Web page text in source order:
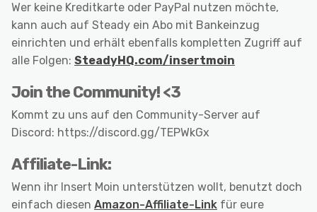
Wer keine Kreditkarte oder PayPal nutzen möchte,
kann auch auf Steady ein Abo mit Bankeinzug
einrichten und erhält ebenfalls kompletten Zugriff auf
alle Folgen: SteadyHQ.com/insertmoin
Join the Community! <3
Kommt zu uns auf den Community-Server auf
Discord: https://discord.gg/TEPWkGx
Affiliate-Link:
Wenn ihr Insert Moin unterstützen wollt, benutzt doch
einfach diesen Amazon-Affiliate-Link für eure